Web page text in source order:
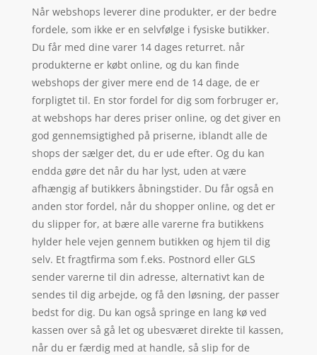
Når webshops leverer dine produkter, er der bedre
fordele, som ikke er en selvfølge i fysiske butikker.
Du får med dine varer 14 dages returret. når
produkterne er købt online, og du kan finde
webshops der giver mere end de 14 dage, de er
forpligtet til. En stor fordel for dig som forbruger er,
at webshops har deres priser online, og det giver en
god gennemsigtighed på priserne, iblandt alle de
shops der sælger det, du er ude efter. Og du kan
endda gøre det når du har lyst, uden at være
afhængig af butikkers åbningstider. Du får også en
anden stor fordel, når du shopper online, og det er
du slipper for, at bære alle varerne fra butikkens
hylder hele vejen gennem butikken og hjem til dig
selv. Et fragtfirma som f.eks. Postnord eller GLS
sender varerne til din adresse, alternativt kan de
sendes til dig arbejde, og få den løsning, der passer
bedst for dig. Du kan også springe en lang kø ved
kassen over så gå let og ubesværet direkte til kassen,
når du er færdig med at handle, så slip for de